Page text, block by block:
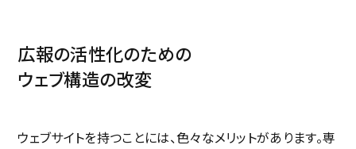
広報の活性化のための
ウェブ構造の改変
ウェブサイトを持つことには、色々なメリットがあります。専